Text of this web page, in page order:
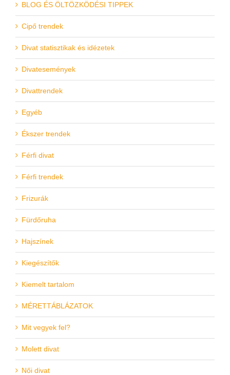
BLOG ÉS ÖLTÖZKÖDÉSI TIPPEK
Cipő trendek
Divat statisztikak és idézetek
Divatesemények
Divattrendek
Egyéb
Ékszer trendek
Férfi divat
Férfi trendek
Frizurák
Fürdőruha
Hajszínek
Kiegészítők
Kiemelt tartalom
MÉRETTÁBLÁZATOK
Mit vegyek fel?
Molett divat
Női divat